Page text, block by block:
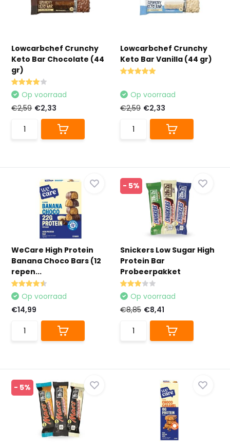
Lowcarbchef Crunchy
Keto Bar Chocolate (44
gr)
Op voorraad
€2,59 €2,33
Lowcarbchef Crunchy
Keto Bar Vanilla (44 gr)
Op voorraad
€2,59 €2,33
WeCare High Protein
Banana Choco Bars (12
repen...
Op voorraad
€14,99
- 5%
Snickers Low Sugar High
Protein Bar
Probeerpakket
Op voorraad
€8,85 €8,41
- 5%